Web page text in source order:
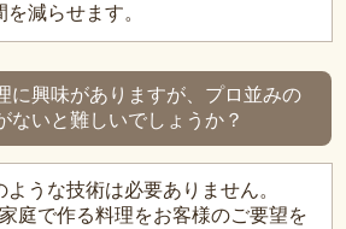
減らせます。
に興味がありますが、プロ並みの
ないと難しいでしょうか？
ような技術は必要ありません。
庭で作る料理をお客様のご要望を